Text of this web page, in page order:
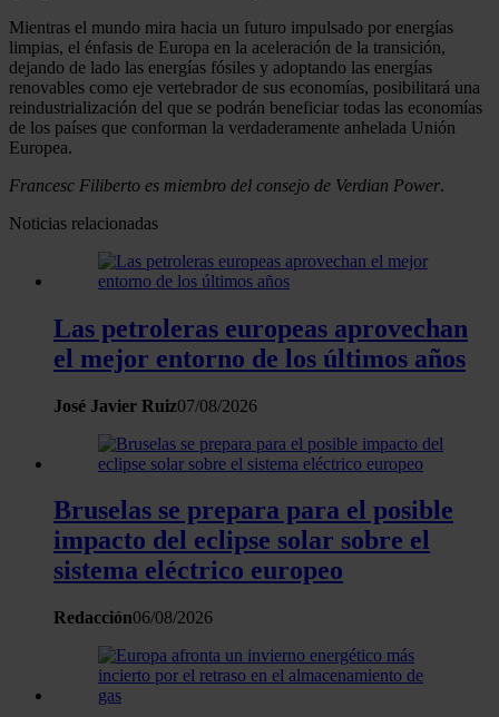
Mientras el mundo mira hacia un futuro impulsado por energías
limpias, el énfasis de Europa en la aceleración de la transición,
dejando de lado las energías fósiles y adoptando las energías
renovables como eje vertebrador de sus economías, posibilitará una
reindustrialización del que se podrán beneficiar todas las economías
de los países que conforman la verdaderamente anhelada Unión
Europea.
Francesc Filiberto es miembro del consejo de Verdian Power.
Noticias relacionadas
Las petroleras europeas aprovechan
el mejor entorno de los últimos años
José Javier Ruiz07/08/2026
Bruselas se prepara para el posible
impacto del eclipse solar sobre el
sistema eléctrico europeo
Redacción06/08/2026